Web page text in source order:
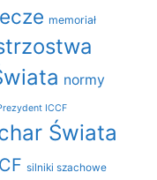
memoriał
normy
ICCF
Świata
silniki szachowe